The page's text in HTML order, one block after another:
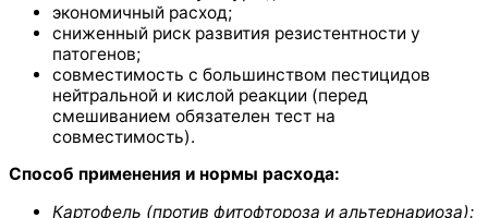
экономичный расход;
сниженный риск развития резистентности у
патогенов;
совместимость с большинством пестицидов
нейтральной и кислой реакции (перед
смешиванием обязателен тест на
совместимость).
Способ применения и нормы расхода:
Картофель (против фитофтороза и альтернариоза):